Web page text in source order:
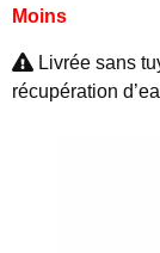
Moins
Livrée sans
récupération